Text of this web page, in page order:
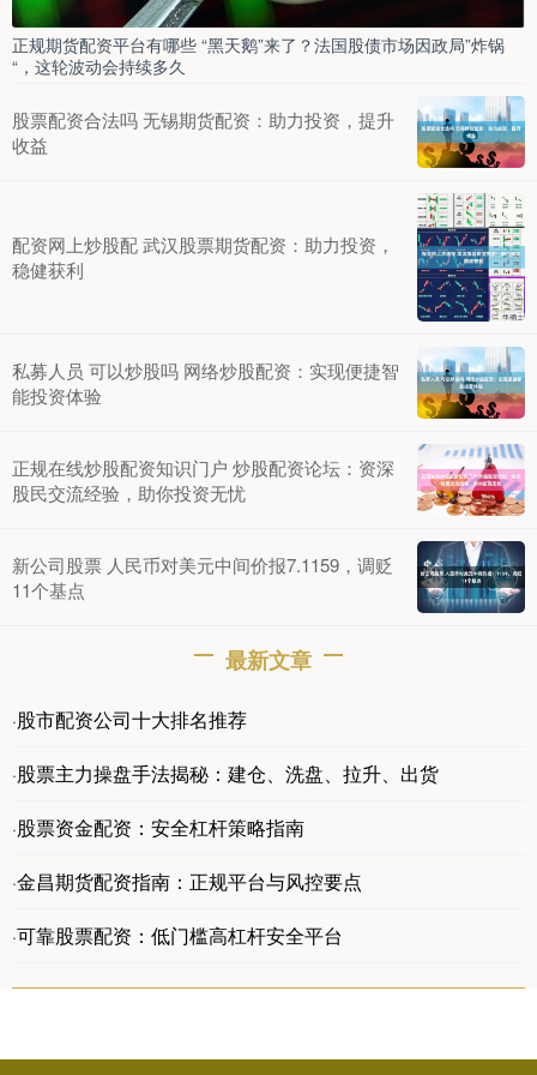
正规期货配资平台有哪些 “黑天鹅”来了？法国股债市场因政局”炸锅
“，这轮波动会持续多久
股票配资合法吗 无锡期货配资：助力投资，提升
收益
配资网上炒股配 武汉股票期货配资：助力投资，
稳健获利
私募人员 可以炒股吗 网络炒股配资：实现便捷智
能投资体验
正规在线炒股配资知识门户 炒股配资论坛：资深
股民交流经验，助你投资无忧
新公司股票 人民币对美元中间价报7.1159，调贬
11个基点
最新文章
·股市配资公司十大排名推荐
·股票主力操盘手法揭秘：建仓、洗盘、拉升、出货
·股票资金配资：安全杠杆策略指南
·金昌期货配资指南：正规平台与风控要点
·可靠股票配资：低门槛高杠杆安全平台